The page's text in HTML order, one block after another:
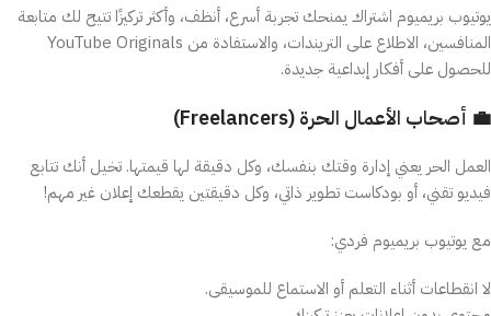
يوتيوب بريميوم اشتراك يمنحك تجربة أسرع، أنظف، وأكثر تركيزًا تتيح لك متابعة
المنافسين، الاطلاع على التريندات، والاستفادة من YouTube Originals
للحصول على أفكار إبداعية جديدة.
💼 أصحاب الأعمال الحرة (Freelancers)
العمل الحر يعني إدارة وقتك بنفسك، وكل دقيقة لها قيمتها. تخيل أنك تتابع
فيديو تقني، أو بودكاست تطوير ذاتي، وكل دقيقتين يقطعك إعلان غير مهم!
مع يوتيوب بريميوم فردي:
لا انقطاعات أثناء التعلم أو الاستماع للموسيقى.